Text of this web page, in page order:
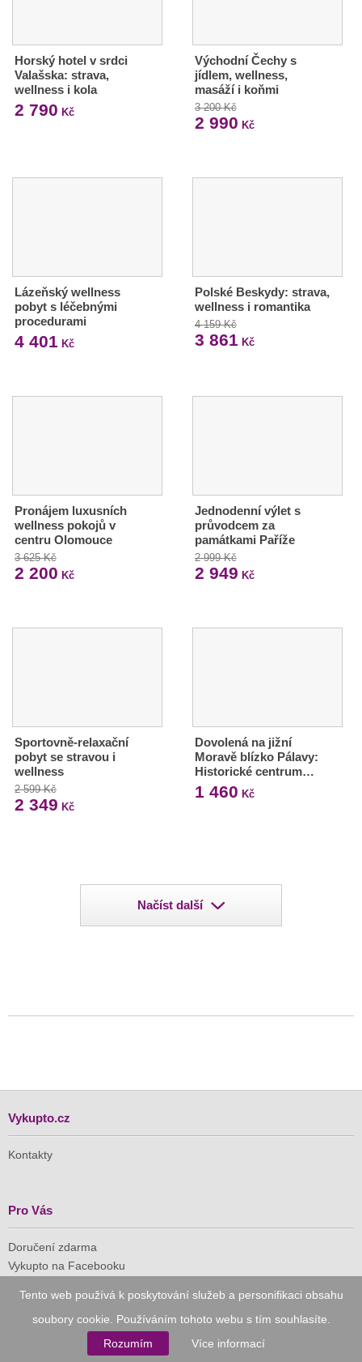
Tento web používá k poskytování služeb a personifikaci obsahu
soubory cookie. Používáním tohoto webu s tím souhlasíte.
Rozumím
Více informací
Horský hotel v srdci
Valašska: strava,
wellness i kola
2 790 Kč
Východní Čechy s
jídlem, wellness,
masáží i koňmi
3 200 Kč
2 990 Kč
Lázeňský wellness
pobyt s léčebnými
procedurami
4 401 Kč
Polské Beskydy: strava,
wellness i romantika
4 159 Kč
3 861 Kč
Pronájem luxusních
wellness pokojů v
centru Olomouce
3 625 Kč
2 200 Kč
Jednodenní výlet s
průvodcem za
památkami Paříže
2 999 Kč
2 949 Kč
Sportovně-relaxační
pobyt se stravou i
wellness
2 599 Kč
2 349 Kč
Dovolená na jižní
Moravě blízko Pálavy:
Historické centrum…
1 460 Kč
Načíst další
Vykupto.cz
Kontakty
Pro Vás
Doručení zdarma
Vykupto na Facebooku
Důvěryhodný nákup
Naše společnost je členem Asociace pro elektronickou
komerci (APEK)